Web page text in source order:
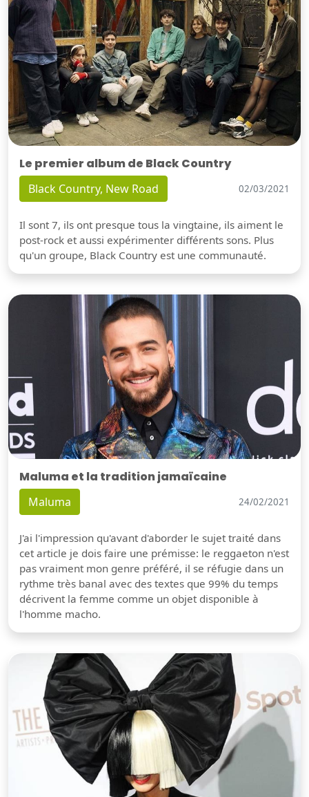
Le premier album de Black Country
Black Country, New Road 02/03/2021
Il sont 7, ils ont presque tous la vingtaine, ils aiment le
post-rock et aussi expérimenter différents sons. Plus
qu'un groupe, Black Country est une communauté.
Maluma et la tradition jamaïcaine
Maluma 24/02/2021
J'ai l'impression qu'avant d'aborder le sujet traité dans
cet article je dois faire une prémisse: le reggaeton n'est
pas vraiment mon genre préféré, il se réfugie dans un
rythme très banal avec des textes que 99% du temps
décrivent la femme comme un objet disponible à
l'homme macho.